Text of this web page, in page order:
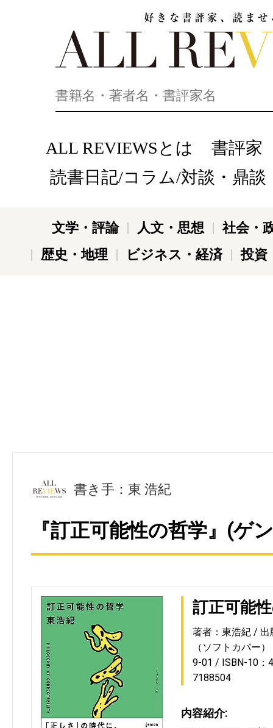
ALL REVIEWSとは
書評家
読書日記/コラム/対談・鼎談
文学・評論 人文・思想
社会・
歴史・地理
ビジネス・経済 投資
書き手：東 浩紀
『訂正可能性の哲学』(ゲ
訂正可能
著者：東浩紀
出
（ソフトカバー
9-01
ISBN-10：
7188504
内容紹介: